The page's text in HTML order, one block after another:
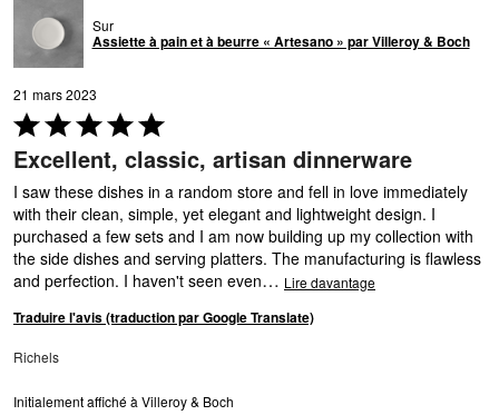
Sur
Assiette à pain et à beurre « Artesano » par Villeroy & Boch
21 mars 2023
Coté
5 sur
5
Excellent, classic, artisan dinnerware
I saw these dishes in a random store and fell in love immediately
with their clean, simple, yet elegant and lightweight design. I
purchased a few sets and I am now building up my collection with
the side dishes and serving platters. The manufacturing is flawless
and perfection. I haven't seen even… Lire davantage
Traduire l'avis (traduction par Google Translate)
Richels
Initialement affiché à Villeroy & Boch